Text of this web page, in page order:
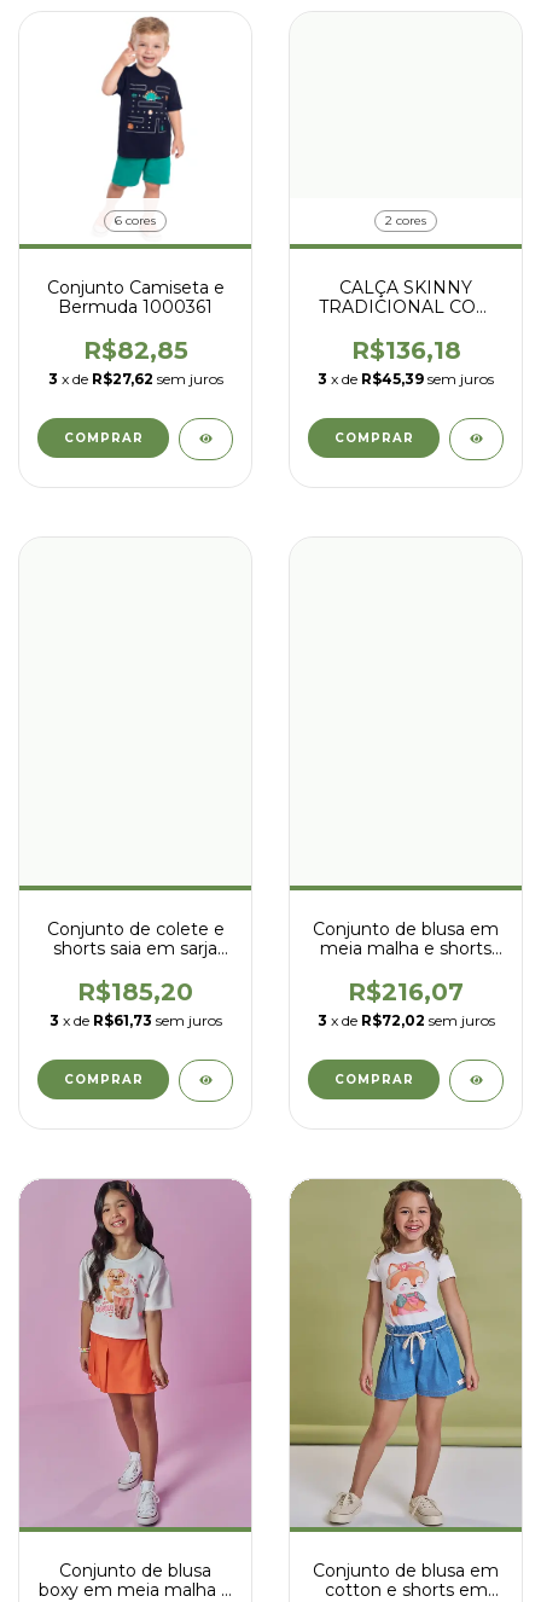
6 cores
Conjunto Camiseta e
Bermuda 1000361
R$82,85
3 x de R$27,62 sem juros
COMPRAR
2 cores
CALÇA SKINNY
TRADICIONAL COM
JEANS
R$136,18
3 x de R$45,39 sem juros
COMPRAR
Conjunto de colete e
shorts saia em sarja
93889
R$185,20
3 x de R$61,73 sem juros
COMPRAR
Conjunto de blusa em
meia malha e shorts
93675
R$216,07
3 x de R$72,02 sem juros
COMPRAR
Conjunto de blusa
boxy em meia malha e
Conjunto de blusa em
cotton e shorts em